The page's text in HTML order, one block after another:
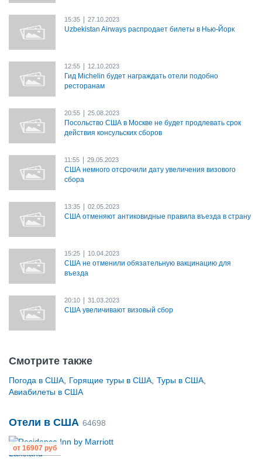
15:35 27.10.2023
Uzbekistan Airways распродает билеты в Нью-Йорк
12:55 12.10.2023
Гид Michelin будет награждать отели подобно
ресторанам
20:55 25.08.2023
Посольство США в Москве не будет продлевать срок
действия консульских сборов
11:55 29.05.2023
США немного отсрочили дату увеличения визового
сбора
13:35 02.05.2023
США отменяют антиковидные правила въезда в страну
15:25 10.04.2023
США не отменили обязательную вакцинацию для
въезда
20:10 31.03.2023
США увеличивают визовый сбор
Смотрите также
Погода в США Горящие туры в США Туры в США
Авиабилеты в США
Отели в США 64698
от 16907 руб